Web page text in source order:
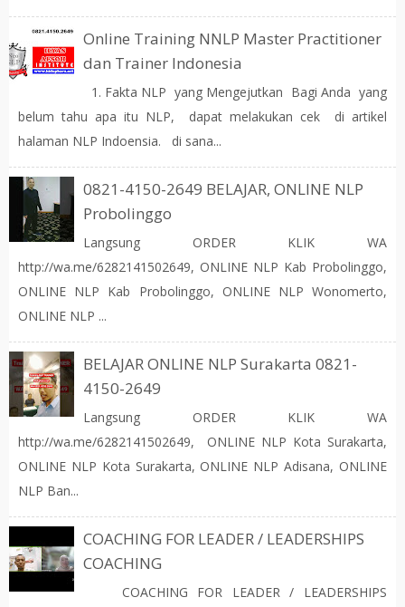
Online Training NNLP Master Practitioner
dan Trainer Indonesia
1. Fakta NLP yang Mengejutkan Bagi Anda yang
belum tahu apa itu NLP, dapat melakukan cek di artikel
halaman NLP Indoensia. di sana...
0821-4150-2649 BELAJAR, ONLINE NLP
Probolinggo
Langsung ORDER KLIK WA
http://wa.me/6282141502649, ONLINE NLP Kab Probolinggo,
ONLINE NLP Kab Probolinggo, ONLINE NLP Wonomerto,
ONLINE NLP ...
BELAJAR ONLINE NLP Surakarta 0821-
4150-2649
Langsung ORDER KLIK WA
http://wa.me/6282141502649, ONLINE NLP Kota Surakarta,
ONLINE NLP Kota Surakarta, ONLINE NLP Adisana, ONLINE
NLP Ban...
COACHING FOR LEADER / LEADERSHIPS
COACHING
COACHING FOR LEADER / LEADERSHIPS